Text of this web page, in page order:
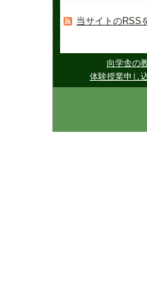
当サイトのRSS
向学舎の
体験授業申し